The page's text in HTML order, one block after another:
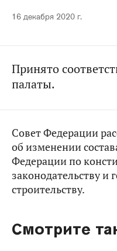
16 декабря 2020 г.
Принято
палаты.
Совет Федерации
об изменении
Федерации по
законодательству и
строительству.
Смотрите